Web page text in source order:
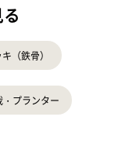
（鉄骨）
・プランター